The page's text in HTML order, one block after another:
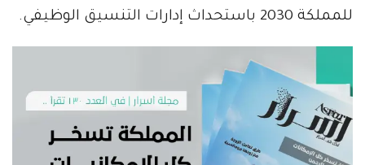
للمملكة 2030 باستحداث إدارات التنسيق الوظيفي.